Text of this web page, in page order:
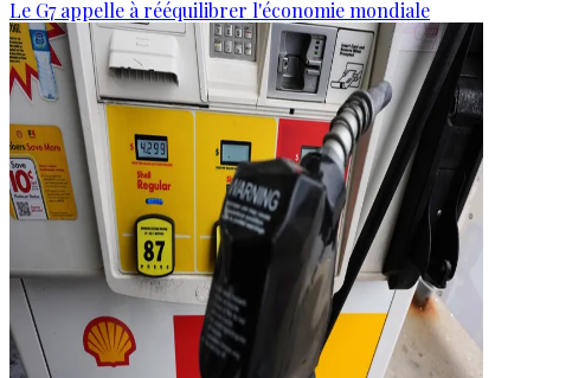
Le G7 appelle à rééquilibrer l'économie mondiale